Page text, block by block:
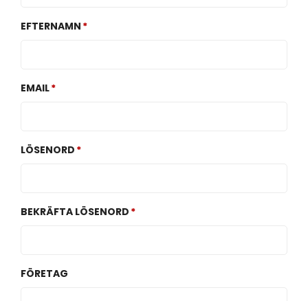
EFTERNAMN
EMAIL
LÖSENORD
BEKRÄFTA LÖSENORD
FÖRETAG